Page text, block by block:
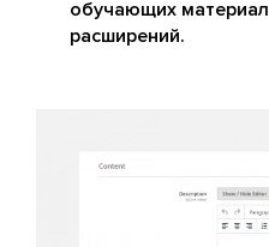
обучающих
расширений.